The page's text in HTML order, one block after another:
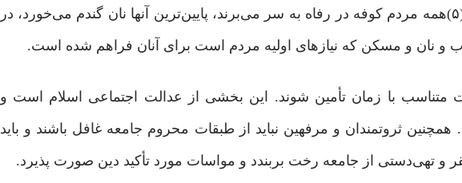
مِنَ البُرِّ وَ یَجْلِسُ فی الظِّلِّ وَ یَشْرَبَ مِنْ ماءِ الفُرات(۵)همه مردم کوفه در رفاه به سر می‌برند، پایین‌ترین آنها نان گندم می‌خورد، در
و نان و مسکن که نیازهای اولیه مردم است برای آنان فراهم شده است.
متناسب با زمان تأمین شوند. این بخشی از عدالت اجتماعی اسلام است و
همچنین ثروتمندان و مرفهین نباید از طبقات محروم جامعه غافل باشند و باید
و تهی‌دستی از جامعه رخت بربندد و مواسات مورد تأکید دین صورت پذیرد.